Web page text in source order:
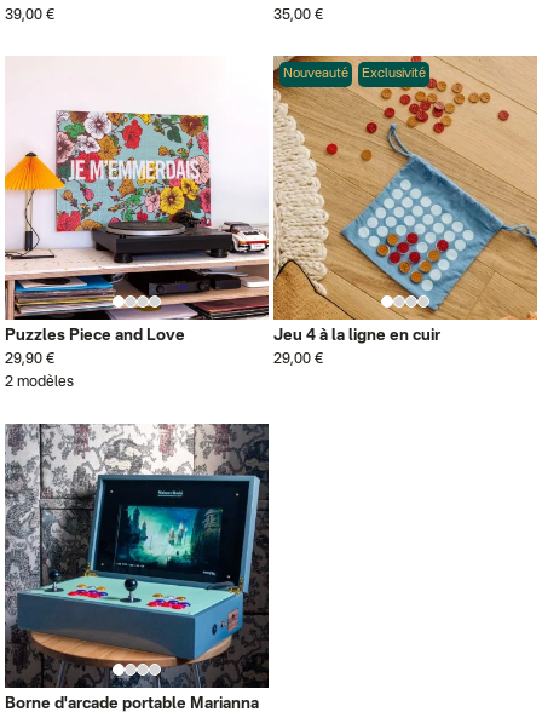
39,00 € 35,00 €
Puzzles Piece and Love
29,90 €
2 modèles
Nouveauté Exclusivité
Jeu 4 à la ligne en cuir
29,00 €
Borne d'arcade portable Marianna